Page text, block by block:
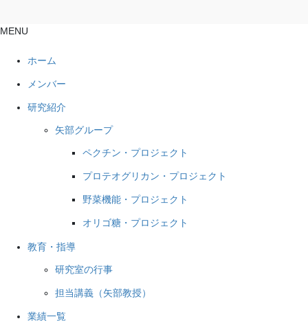
MENU
ホーム
メンバー
研究紹介
矢部グループ
ペクチン・プロジェクト
プロテオグリカン・プロジェクト
野菜機能・プロジェクト
オリゴ糖・プロジェクト
教育・指導
研究室の行事
担当講義（矢部教授）
業績一覧